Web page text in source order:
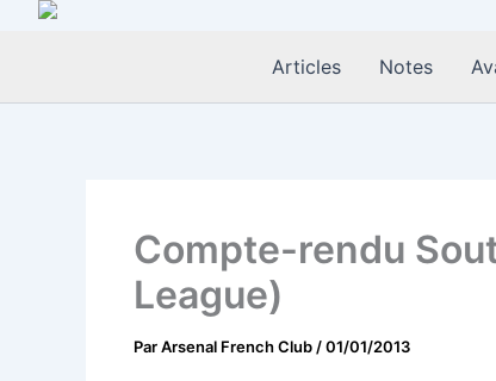
Aller
Articles Notes
Compte-rendu
League)
ParArsenal French Club /01/01/2013